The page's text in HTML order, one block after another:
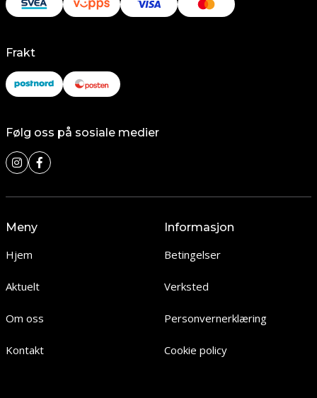
Frakt
Følg oss på sosiale medier
Meny
Hjem
Aktuelt
Om oss
Kontakt
Informasjon
Betingelser
Verksted
Personvernerklæring
Cookie policy